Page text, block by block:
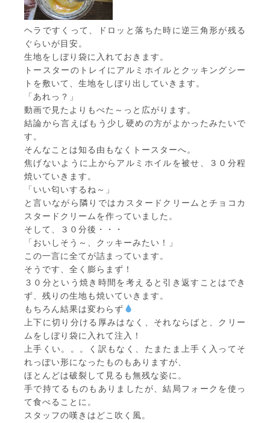
ヘラですくって、ドロッと落ちた時に逆三角形が残る
ぐらいが目安。
生地をしぼり袋に入れておきます。
トースターのトレイにアルミホイルとクッキングシー
トを敷いて、生地をしぼり出していきます。
「あれっ？」
動画で見たよりもべた～っと広がります。
結論から言えばもう少し硬めの方がよかったみたいで
す。
そんなことは知る由もなくトースターへ。
焦げないように上からアルミホイルを被せ、３０分程
焼いていきます。
「いい匂いするね～」
と言いながら隣りではカスタードクリームとチョコカ
スタードクリームを作っていました。
そして、３０分後・・・
「おいしそう～、クッキーみたい！」
この一言に全てが詰まっています。
そうです、全く膨らまず！
３０分という焼き時間を考えると引き返すことはでき
ず、残りの生地も焼いていきます。
もちろん結果は変わらず
上下に切り分ける厚みはなく、それならばと、クリー
ムをしぼり袋に入れて注入！
上手くい。。。く訳もなく、たまたま上手く入ってそ
れっぽい形になったものもありますが、
ほとんどは破裂して見るも無残な姿に。
手で持てるものもありましたが、結局フォークを使っ
て食べることに。
スタッフの嘆きはどこ吹く風。